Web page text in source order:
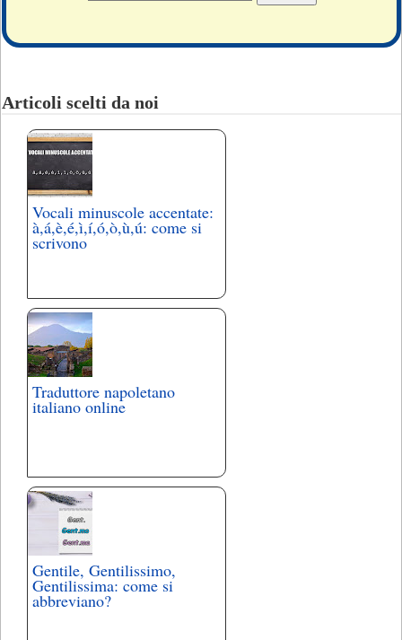
Articoli scelti da noi
Vocali minuscole accentate:
à,á,è,é,ì,í,ó,ò,ù,ú: come si
scrivono
Traduttore napoletano
italiano online
Gentile, Gentilissimo,
Gentilissima: come si
abbreviano?